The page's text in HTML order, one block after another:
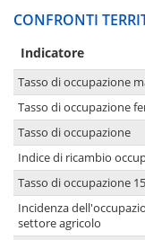
CONFRONTI
Indicatore
Tasso di occupazione
Tasso di occupazione
Tasso di occupazione
Indice di ricambio
Tasso di occupazione
Incidenza
settore agricolo